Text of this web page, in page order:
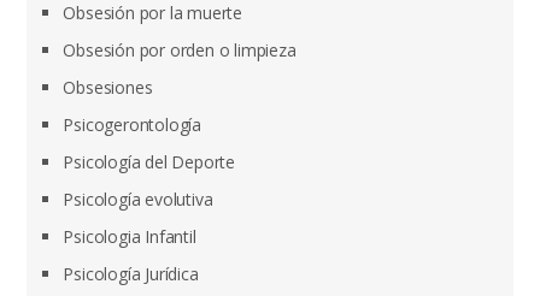
Obsesión por la muerte
Obsesión por orden o limpieza
Obsesiones
Psicogerontología
Psicología del Deporte
Psicología evolutiva
Psicologia Infantil
Psicología Jurídica